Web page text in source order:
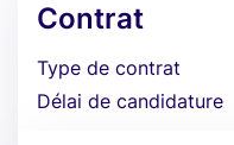
Contrat
Type de contrat
Délai de candidature